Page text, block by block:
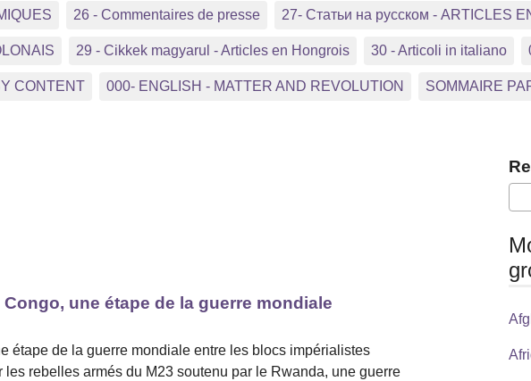
26 - Commentaires de presse 27- Статьи на русском - ARTICLES
29 - Cikkek magyarul - Articles en Hongrois 30 - Articoli in italiano
CONTENT 000- ENGLISH - MATTER AND REVOLUTION SOMMAIRE
une étape de la guerre mondiale
étape de la guerre mondiale entre les blocs impérialistes
rebelles armés du M23 soutenu par le Rwanda, une guerre